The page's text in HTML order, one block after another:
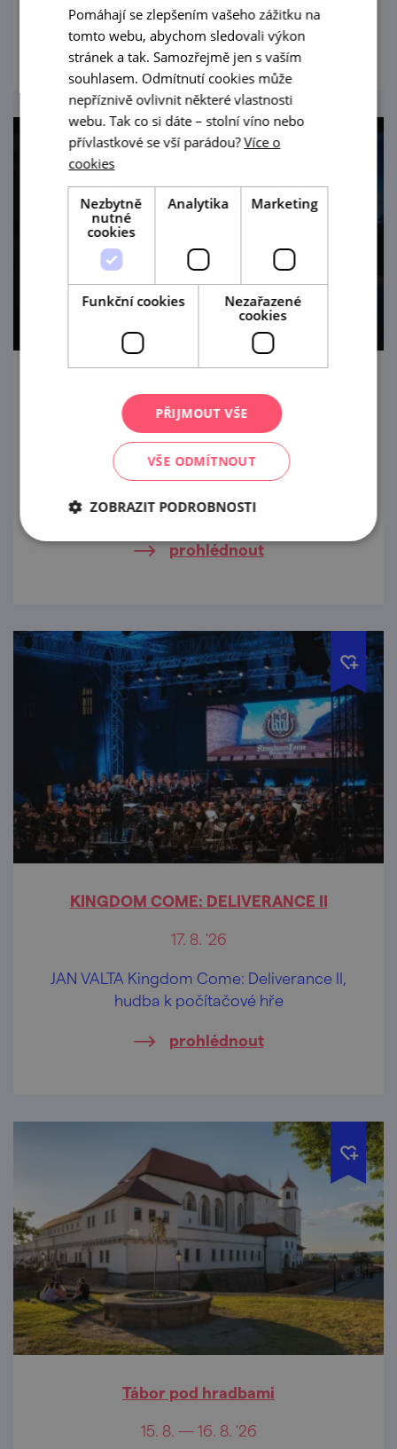
představení do romantického prostředí
hradu Špilberk.
prohlédnout
17. 8. '26
Open-air festival na velkém nádvoří hradu
Špilberk nabízí vždy v druhé polovině srpna
čtyři koncerty.
prohlédnout
KINGDOM COME: DELIVERANCE II
17. 8. '26
JAN VALTA Kingdom Come: Deliverance II,
hudba k počítačové hře
prohlédnout
Tábor pod hradbami
15. 8. — 16. 8. '26
Pomáhají se zlepšením vašeho zážitku na
tomto webu, abychom sledovali výkon
stránek a tak. Samozřejmě jen s vaším
souhlasem. Odmítnutí cookies může
nepříznivě ovlivnit některé vlastnosti
webu. Tak co si dáte – stolní víno nebo
přívlastkové se vší parádou?Více o
cookies
Nezbytně
nutné
cookies
Analytika Marketing
Funkční cookies
Nezařazené
cookies
PŘIJMOUT VŠE
VŠE ODMÍTNOUT
ZOBRAZIT PODROBNOSTI